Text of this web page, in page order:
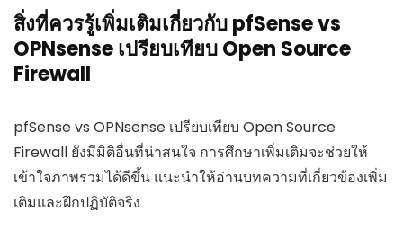
สิ่งที่ควรรู้เพิ่มเติมเกี่ยวกับ pfSense vs
OPNsense เปรียบเทียบ Open Source
Firewall
pfSense vs OPNsense เปรียบเทียบ Open Source
Firewall ยังมีมิติอื่นที่น่าสนใจ การศึกษาเพิ่มเติมจะช่วยให้
เข้าใจภาพรวมได้ดีขึ้น แนะนำให้อ่านบทความที่เกี่ยวข้องเพิ่ม
เติมและฝึกปฏิบัติจริง